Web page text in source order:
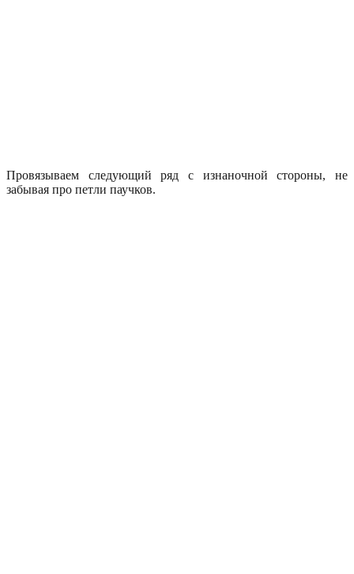
Провязываем следующий ряд с изнаночной стороны, не
забывая про петли паучков.